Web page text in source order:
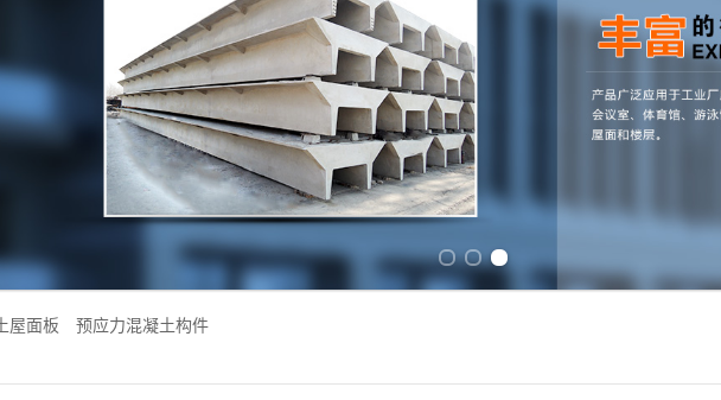
屋面板 预应力混凝土构件